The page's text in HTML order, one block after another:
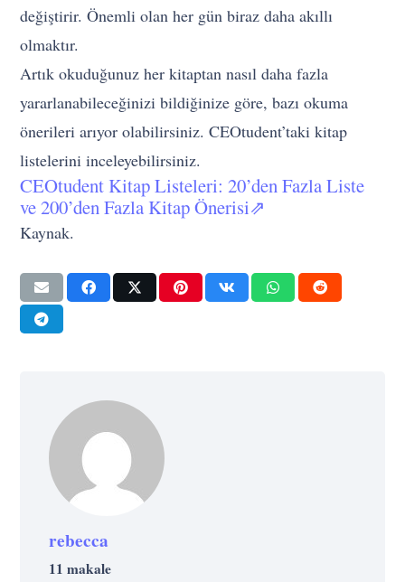
değiştirir. Önemli olan her gün biraz daha akıllı
olmaktır.
Artık okuduğunuz her kitaptan nasıl daha fazla
yararlanabileceğinizi bildiğinize göre, bazı okuma
önerileri arıyor olabilirsiniz. CEOtudent’taki kitap
listelerini inceleyebilirsiniz.
CEOtudent Kitap Listeleri: 20’den Fazla Liste
ve 200’den Fazla Kitap Önerisi⇗
Kaynak.
rebecca
11 makale